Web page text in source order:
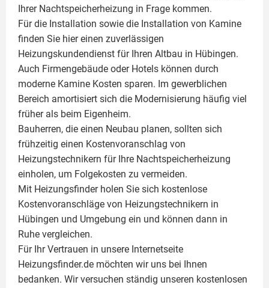
Ihrer Nachtspeicherheizung in Frage kommen.
Für die Installation sowie die Installation von Kamine
finden Sie hier einen zuverlässigen
Heizungskundendienst für Ihren Altbau in Hübingen.
Auch Firmengebäude oder Hotels können durch
moderne Kamine Kosten sparen. Im gewerblichen
Bereich amortisiert sich die Modernisierung häufig viel
früher als beim Eigenheim.
Bauherren, die einen Neubau planen, sollten sich
frühzeitig einen Kostenvoranschlag von
Heizungstechnikern für Ihre Nachtspeicherheizung
einholen, um Folgekosten zu vermeiden.
Mit Heizungsfinder holen Sie sich kostenlose
Kostenvoranschläge von Heizungstechnikern in
Hübingen und Umgebung ein und können dann in
Ruhe vergleichen.
Für Ihr Vertrauen in unsere Internetseite
Heizungsfinder.de möchten wir uns bei Ihnen
bedanken. Wir versuchen ständig unseren kostenlosen